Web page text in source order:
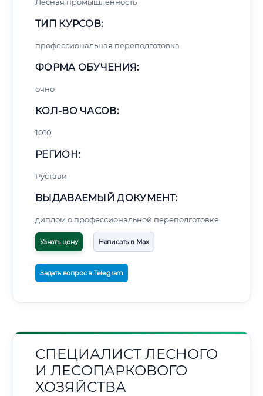
ТИП КУРСОВ:
профессиональная переподготовка
ФОРМА ОБУЧЕНИЯ:
очно
КОЛ-ВО ЧАСОВ:
1010
РЕГИОН:
Рустави
ВЫДАВАЕМЫЙ ДОКУМЕНТ:
диплом о профессиональной переподготовке
Узнать цену Написать в Max
Задать вопрос в Telegram
СПЕЦИАЛИСТ ЛЕСНОГО
И ЛЕСОПАРКОВОГО
ХОЗЯЙСТВА